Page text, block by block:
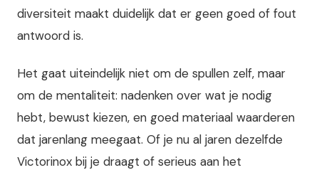
diversiteit maakt duidelijk dat er geen goed of fout
antwoord is.
Het gaat uiteindelijk niet om de spullen zelf, maar
om de mentaliteit: nadenken over wat je nodig
hebt, bewust kiezen, en goed materiaal waarderen
dat jarenlang meegaat. Of je nu al jaren dezelfde
Victorinox bij je draagt of serieus aan het